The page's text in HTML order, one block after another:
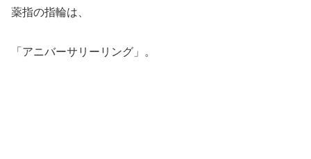
薬指の指輪は、
「アニバーサリーリング」。